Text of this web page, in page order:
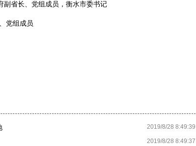
省长、党组成员，衡水市委书记
党组成员
2019/8/28 8:49:39
2019/8/28 8:49:37